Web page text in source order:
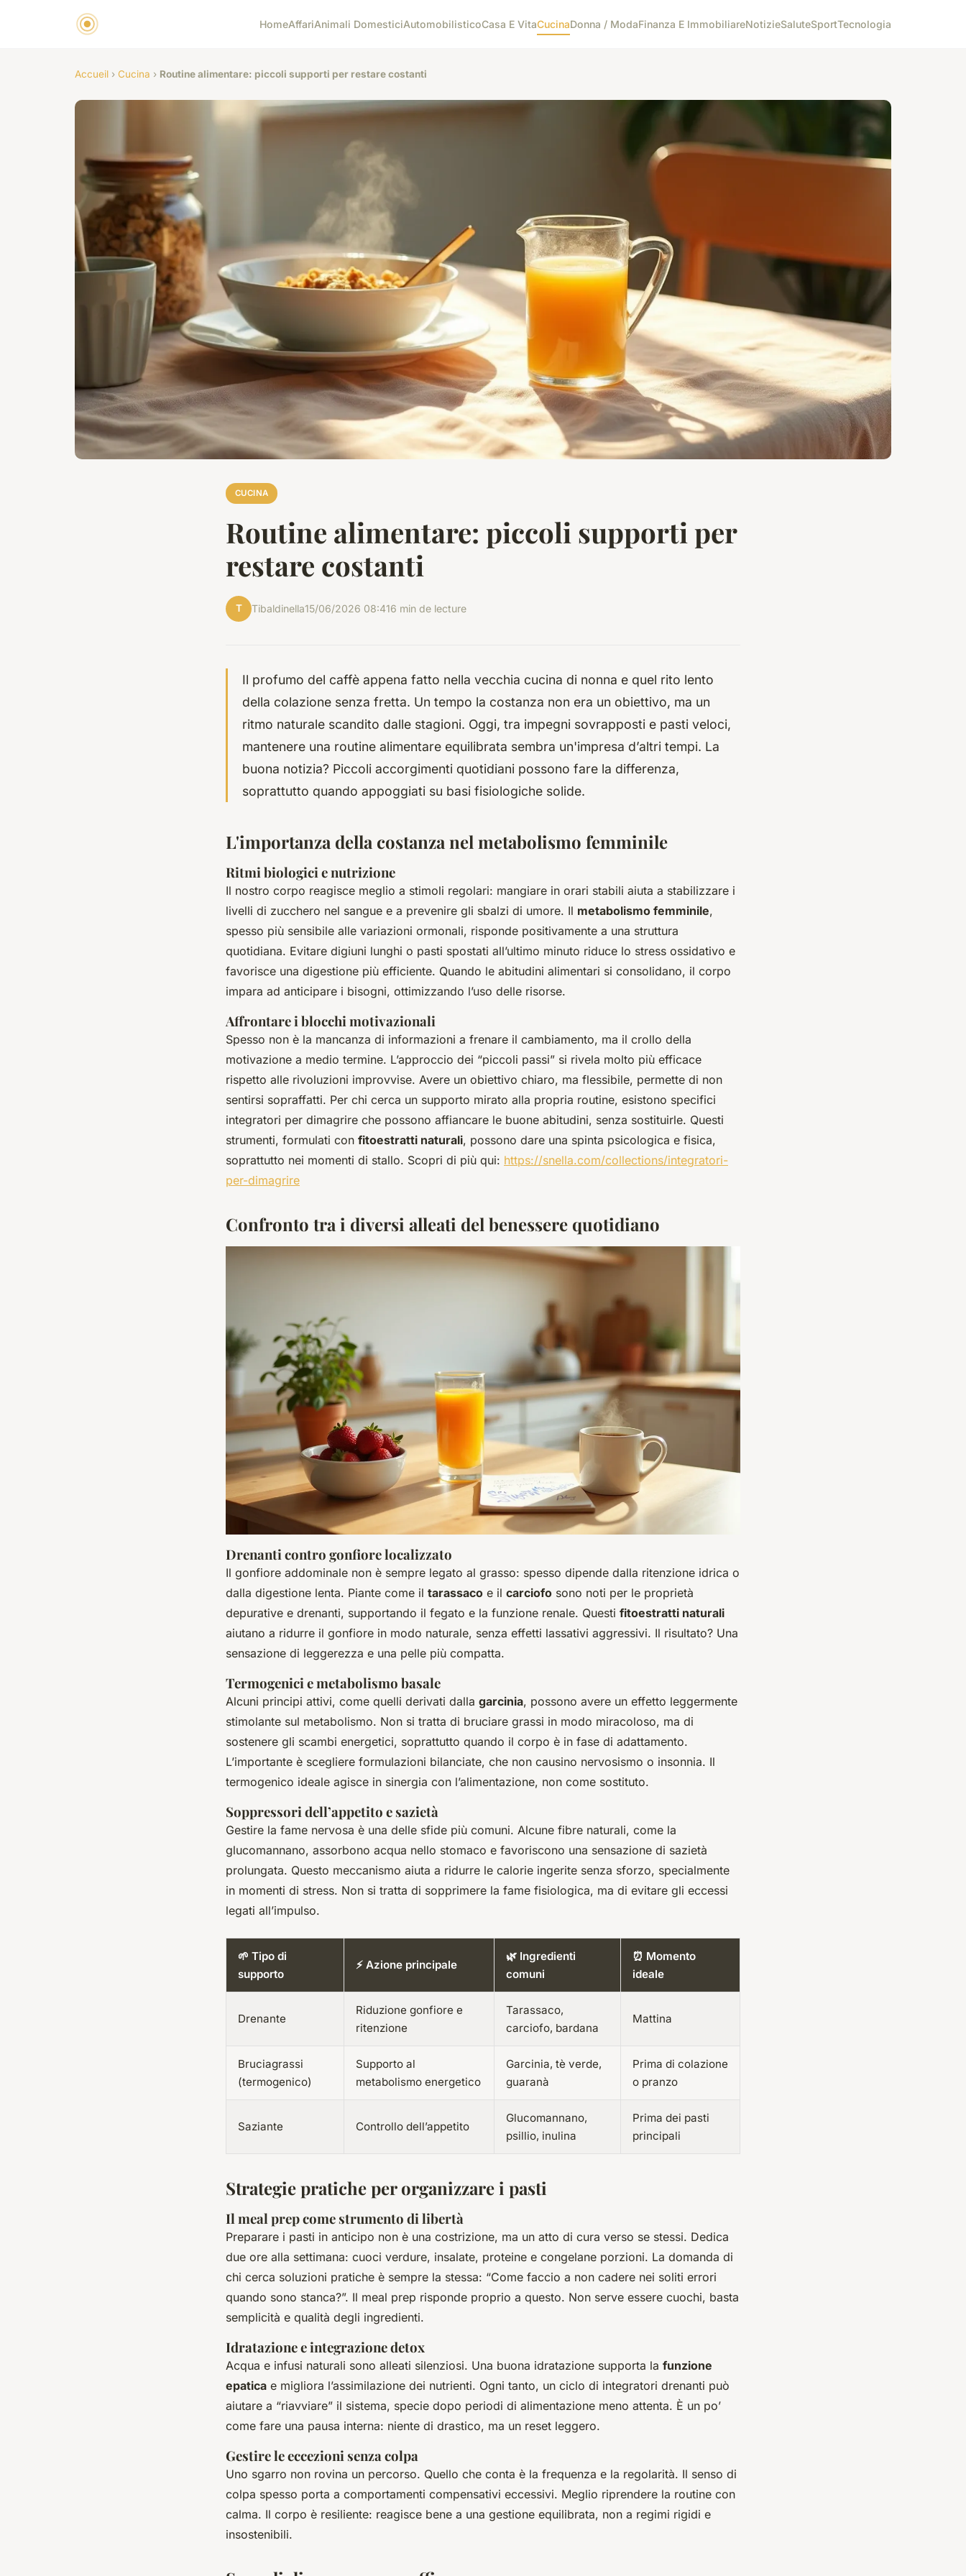
HomeAffariAnimali DomesticiAutomobilisticoCasa E VitaCucinaDonna / ModaFinanza E ImmobiliareNotizieSaluteSportTecnologia
Accueil › Cucina › Routine alimentare: piccoli supporti per restare costanti
CUCINA
Routine alimentare: piccoli supporti per
restare costanti
T Tibaldinella15/06/2026 08:416 min de lecture
Il profumo del caffè appena fatto nella vecchia cucina di nonna e quel rito lento
della colazione senza fretta. Un tempo la costanza non era un obiettivo, ma un
ritmo naturale scandito dalle stagioni. Oggi, tra impegni sovrapposti e pasti veloci,
mantenere una routine alimentare equilibrata sembra un'impresa d’altri tempi. La
buona notizia? Piccoli accorgimenti quotidiani possono fare la differenza,
soprattutto quando appoggiati su basi fisiologiche solide.
L'importanza della costanza nel metabolismo femminile
Ritmi biologici e nutrizione
Il nostro corpo reagisce meglio a stimoli regolari: mangiare in orari stabili aiuta a stabilizzare i
livelli di zucchero nel sangue e a prevenire gli sbalzi di umore. Il metabolismo femminile,
spesso più sensibile alle variazioni ormonali, risponde positivamente a una struttura
quotidiana. Evitare digiuni lunghi o pasti spostati all’ultimo minuto riduce lo stress ossidativo e
favorisce una digestione più efficiente. Quando le abitudini alimentari si consolidano, il corpo
impara ad anticipare i bisogni, ottimizzando l’uso delle risorse.
Affrontare i blocchi motivazionali
Spesso non è la mancanza di informazioni a frenare il cambiamento, ma il crollo della
motivazione a medio termine. L’approccio dei “piccoli passi” si rivela molto più efficace
rispetto alle rivoluzioni improvvise. Avere un obiettivo chiaro, ma flessibile, permette di non
sentirsi sopraffatti. Per chi cerca un supporto mirato alla propria routine, esistono specifici
integratori per dimagrire che possono affiancare le buone abitudini, senza sostituirle. Questi
strumenti, formulati con fitoestratti naturali, possono dare una spinta psicologica e fisica,
soprattutto nei momenti di stallo. Scopri di più qui: https://snella.com/collections/integratori-
per-dimagrire
Confronto tra i diversi alleati del benessere quotidiano
Drenanti contro gonfiore localizzato
Il gonfiore addominale non è sempre legato al grasso: spesso dipende dalla ritenzione idrica o
dalla digestione lenta. Piante come il tarassaco e il carciofo sono noti per le proprietà
depurative e drenanti, supportando il fegato e la funzione renale. Questi fitoestratti naturali
aiutano a ridurre il gonfiore in modo naturale, senza effetti lassativi aggressivi. Il risultato? Una
sensazione di leggerezza e una pelle più compatta.
Termogenici e metabolismo basale
Alcuni principi attivi, come quelli derivati dalla garcinia, possono avere un effetto leggermente
stimolante sul metabolismo. Non si tratta di bruciare grassi in modo miracoloso, ma di
sostenere gli scambi energetici, soprattutto quando il corpo è in fase di adattamento.
L’importante è scegliere formulazioni bilanciate, che non causino nervosismo o insonnia. Il
termogenico ideale agisce in sinergia con l’alimentazione, non come sostituto.
Soppressori dell’appetito e sazietà
Gestire la fame nervosa è una delle sfide più comuni. Alcune fibre naturali, come la
glucomannano, assorbono acqua nello stomaco e favoriscono una sensazione di sazietà
prolungata. Questo meccanismo aiuta a ridurre le calorie ingerite senza sforzo, specialmente
in momenti di stress. Non si tratta di sopprimere la fame fisiologica, ma di evitare gli eccessi
legati all’impulso.
🌱 Tipo di
supporto
⚡ Azione principale
🌿 Ingredienti
comuni
⏰ Momento
ideale
Drenante
Riduzione gonfiore e
ritenzione
Tarassaco,
carciofo, bardana
Mattina
Bruciagrassi
(termogenico)
Supporto al
metabolismo energetico
Garcinia, tè verde,
guaranà
Prima di colazione
o pranzo
Saziante Controllo dell’appetito
Glucomannano,
psillio, inulina
Prima dei pasti
principali
Strategie pratiche per organizzare i pasti
Il meal prep come strumento di libertà
Preparare i pasti in anticipo non è una costrizione, ma un atto di cura verso se stessi. Dedica
due ore alla settimana: cuoci verdure, insalate, proteine e congelane porzioni. La domanda di
chi cerca soluzioni pratiche è sempre la stessa: “Come faccio a non cadere nei soliti errori
quando sono stanca?”. Il meal prep risponde proprio a questo. Non serve essere cuochi, basta
semplicità e qualità degli ingredienti.
Idratazione e integrazione detox
Acqua e infusi naturali sono alleati silenziosi. Una buona idratazione supporta la funzione
epatica e migliora l’assimilazione dei nutrienti. Ogni tanto, un ciclo di integratori drenanti può
aiutare a “riavviare” il sistema, specie dopo periodi di alimentazione meno attenta. È un po’
come fare una pausa interna: niente di drastico, ma un reset leggero.
Gestire le eccezioni senza colpa
Uno sgarro non rovina un percorso. Quello che conta è la frequenza e la regolarità. Il senso di
colpa spesso porta a comportamenti compensativi eccessivi. Meglio riprendere la routine con
calma. Il corpo è resiliente: reagisce bene a una gestione equilibrata, non a regimi rigidi e
insostenibili.